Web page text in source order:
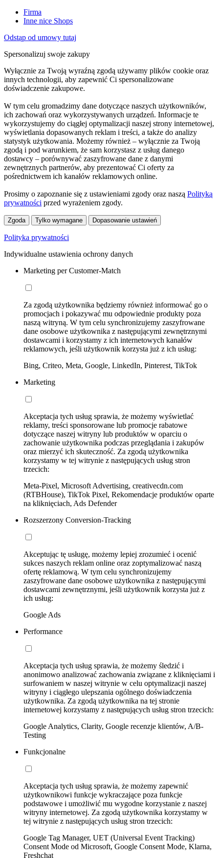
Firma
Inne nice Shops
Odstąp od umowy tutaj
Spersonalizuj swoje zakupy
Wyłącznie za Twoją wyraźną zgodą używamy plików cookie oraz
innych technologii, aby zapewnić Ci spersonalizowane
doświadczenie zakupowe.
W tym celu gromadzimy dane dotyczące naszych użytkowników,
ich zachowań oraz wykorzystywanych urządzeń. Informacje te
wykorzystujemy do ciągłej optymalizacji naszej strony internetowej,
wyświetlania dopasowanych reklam i treści, a także do analizy
statystyk użytkowania. Możemy również – wyłącznie za Twoją
zgodą i pod warunkiem, że sam korzystasz z usług danego
dostawcy – porównywać zaszyfrowane dane z danymi
zewnętrznych partnerów, aby prezentować Ci oferty za
pośrednictwem ich kanałów reklamowych online.
Prosimy o zapoznanie się z ustawieniami zgody oraz naszą Polityką
prywatności przed wyrażeniem zgody.
Zgoda Tylko wymagane Dopasowanie ustawień
Polityka prywatności
Indywidualne ustawienia ochrony danych
Marketing per Customer-Match
Za zgodą użytkownika będziemy również informować go o
promocjach i pokazywać mu odpowiednie produkty poza
naszą witryną. W tym celu synchronizujemy zaszyfrowane
dane osobowe użytkownika z następującymi zewnętrznymi
dostawcami i korzystamy z ich internetowych kanałów
reklamowych, jeśli użytkownik korzysta już z ich usług:
Bing, Criteo, Meta, Google, LinkedIn, Pinterest, TikTok
Marketing
Akceptacja tych usług sprawia, że możemy wyświetlać
reklamy, treści sponsorowane lub promocje rabatowe
dotyczące naszej witryny lub produktów w oparciu o
zachowanie użytkownika podczas przeglądania i zakupów
oraz mierzyć ich skuteczność. Za zgodą użytkownika
korzystamy w tej witrynie z następujących usług stron
trzecich:
Meta-Pixel, Microsoft Advertising, creativecdn.com
(RTBHouse), TikTok Pixel, Rekomendacje produktów oparte
na kliknięciach, Ads Defender
Rozszerzony Conversion-Tracking
Akceptując tę usługę, możemy lepiej zrozumieć i ocenić
sukces naszych reklam online oraz zoptymalizować naszą
ofertę reklamową. W tym celu synchronizujemy
zaszyfrowane dane osobowe użytkownika z następującymi
dostawcami zewnętrznymi, jeśli użytkownik korzysta już z
ich usług:
Google Ads
Performance
Akceptacja tych usług sprawia, że możemy śledzić i
anonimowo analizować zachowania związane z kliknięciami i
surfowaniem w naszej witrynie w celu optymalizacji naszej
witryny i ciągłego ulepszania ogólnego doświadczenia
użytkownika. Za zgodą użytkownika na tej stronie
internetowej korzystamy z następujących usług stron trzecich:
Google Analytics, Clarity, Google recenzje klientów, A/B-
Testing
Funkcjonalne
Akceptacja tych usług sprawia, że możemy zapewnić
użytkownikowi funkcje wykraczające poza funkcje
podstawowe i umożliwić mu wygodne korzystanie z naszej
witryny internetowej. Za zgodą użytkownika korzystamy w
tej witrynie z następujących usług stron trzecich:
Google Tag Manager, UET (Universal Event Tracking)
Consent Mode od Microsoft, Google Consent Mode, Klarna,
Freshchat